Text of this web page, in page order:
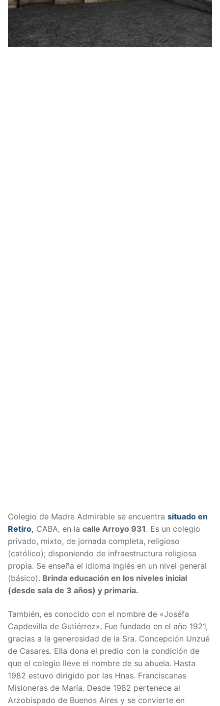
Colegio de Madre Admirable se encuentra situado en
Retiro, CABA, en la calle Arroyo 931. Es un colegio
privado, mixto, de jornada completa, religioso
(católico); disponiendo de infraestructura religiosa
propia. Se enseña el idioma Inglés en un nivel general
(básico). Brinda educación en los niveles inicial
(desde sala de 3 años) y primaria.
También, es conocido con el nombre de «Joséfa
Capdevilla de Gutiérrez». Fue fundado en el año 1921,
gracias a la generosidad de la Sra. Concepción Unzué
de Casares. Ella dona el predio con la condición de
que el colegio lleve el nombre de su abuela. Hasta
1982 estuvo dirigido por las Hnas. Franciscanas
Misioneras de María. Desde 1982 pertenece al
Arzobispado de Buenos Aires y se convierte en